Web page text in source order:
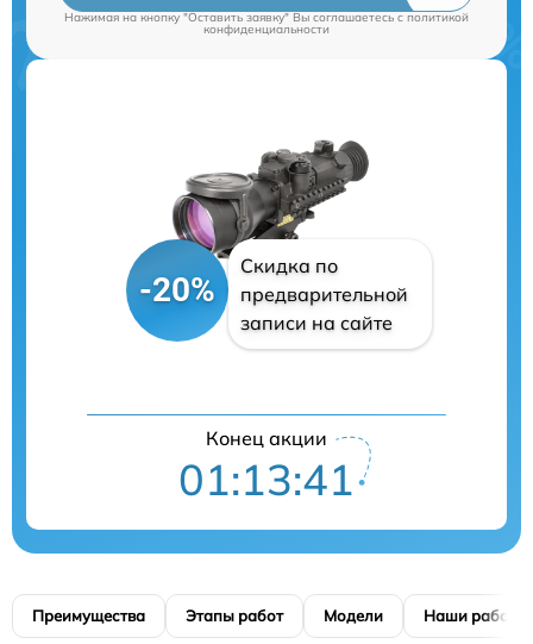
Нажимая на кнопку "Оставить заявку" Вы соглашаетесь cполитикой
конфиденциальности
-20%
Скидка по
предварительной
записи на сайте
Конец акции
01:13:40
Преимущества Этапы работ Модели Наши работы